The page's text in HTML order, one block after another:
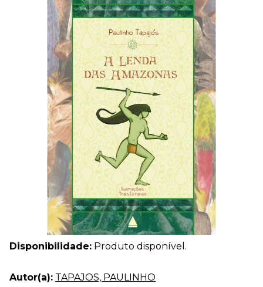
Disponibilidade: Produto disponível.
Autor(a): TAPAJOS, PAULINHO